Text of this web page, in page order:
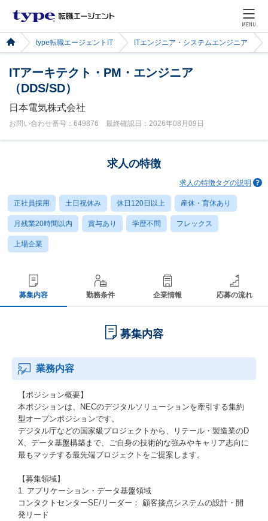
MENU
type転職エージェントIT ITエンジニア・システムエンジニア
ITアーキテクト・PM・エンジニア
（DDS/SD）
日本電気株式会社
お問い合わせ番号：649876 最終確認日：2026年08月09日
求人の特徴
求人の特徴タグの説明
正社員採用 土日祝休み 休日120日以上 産休・育休あり
月残業20時間以内 賞与あり 学歴不問 フレックス
上場企業
募集内容 勤務条件 企業情報 応募の流れ
募集内容
業務内容
【ポジション概要】
本ポジションは、NECのデジタルソリューションを牽引する集約
型オープンポジションです。
デジタル庁などの国家級プロジェクトから、リテール・製造業のD
X、データ基盤構築まで、ご自身の技術的な強みやキャリア志向に
最もマッチする最先端プロジェクトをご提案します。
【募集領域】
1. アプリケーション・データ基盤領域
コンタクトセンターSE/リーダー： 顧客接点システムの設計・開
発リード